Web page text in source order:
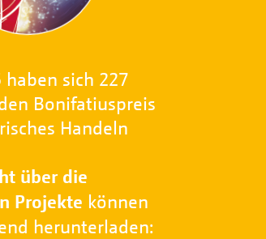
haben sich 227
Bonifatiuspreis
Handeln
über die
Projekte können
herunterladen: